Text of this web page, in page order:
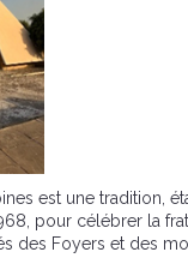
est une tradition,
pour célébrer la
des Foyers et des